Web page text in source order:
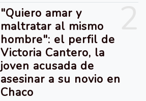
"Quiero amar y
maltratar al mismo
hombre": el perfil de
Victoria Cantero, la
joven acusada de
asesinar a su novio en
Chaco